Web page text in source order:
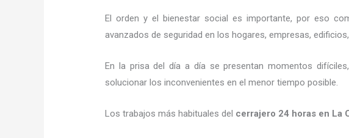
El orden y el bienestar social es importante, por eso
avanzados de seguridad en los hogares, empresas,
En la prisa del día a día se presentan momentos
solucionar los inconvenientes en el menor tiempo posible.
Los trabajos más habituales del cerrajero 24 horas en La